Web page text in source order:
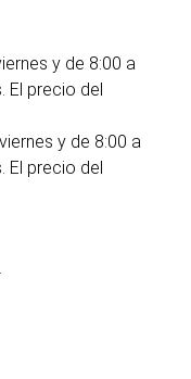
y de 8:00 a
El precio del
y de 8:00 a
El precio del